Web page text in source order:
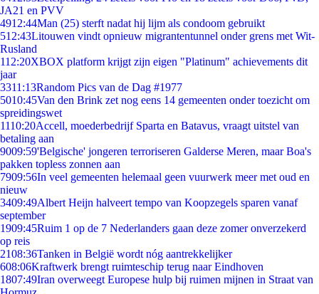
JA21 en PVV
4912:44Man (25) sterft nadat hij lijm als condoom gebruikt
512:43Litouwen vindt opnieuw migrantentunnel onder grens met Wit-
Rusland
112:20XBOX platform krijgt zijn eigen "Platinum" achievements dit
jaar
3311:13Random Pics van de Dag #1977
5010:45Van den Brink zet nog eens 14 gemeenten onder toezicht om
spreidingswet
1110:20Accell, moederbedrijf Sparta en Batavus, vraagt uitstel van
betaling aan
9009:59'Belgische' jongeren terroriseren Galderse Meren, maar Boa's
pakken topless zonnen aan
7909:56In veel gemeenten helemaal geen vuurwerk meer met oud en
nieuw
3409:49Albert Heijn halveert tempo van Koopzegels sparen vanaf
september
1909:45Ruim 1 op de 7 Nederlanders gaan deze zomer onverzekerd
op reis
2108:36Tanken in België wordt nóg aantrekkelijker
608:06Kraftwerk brengt ruimteschip terug naar Eindhoven
1807:49Iran overweegt Europese hulp bij ruimen mijnen in Straat van